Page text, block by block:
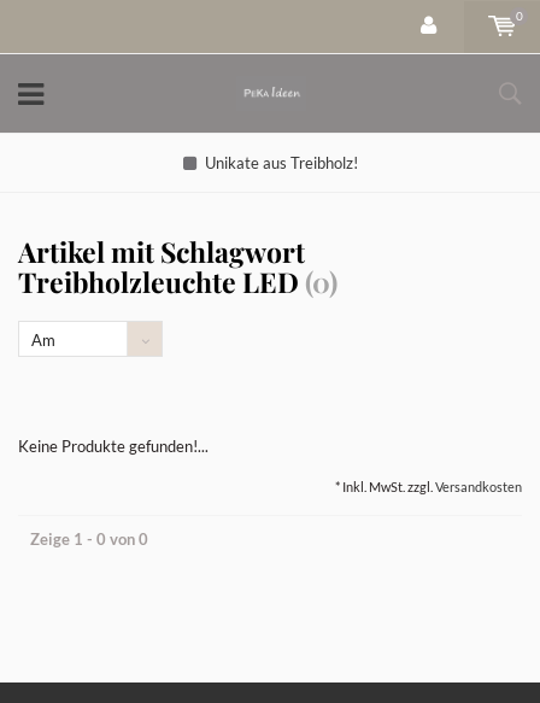
0
Unikate aus Treibholz!
Artikel mit Schlagwort
Treibholzleuchte LED (0)
Am
Keine Produkte gefunden!...
* Inkl. MwSt. zzgl. Versandkosten
Zeige 1 - 0 von 0